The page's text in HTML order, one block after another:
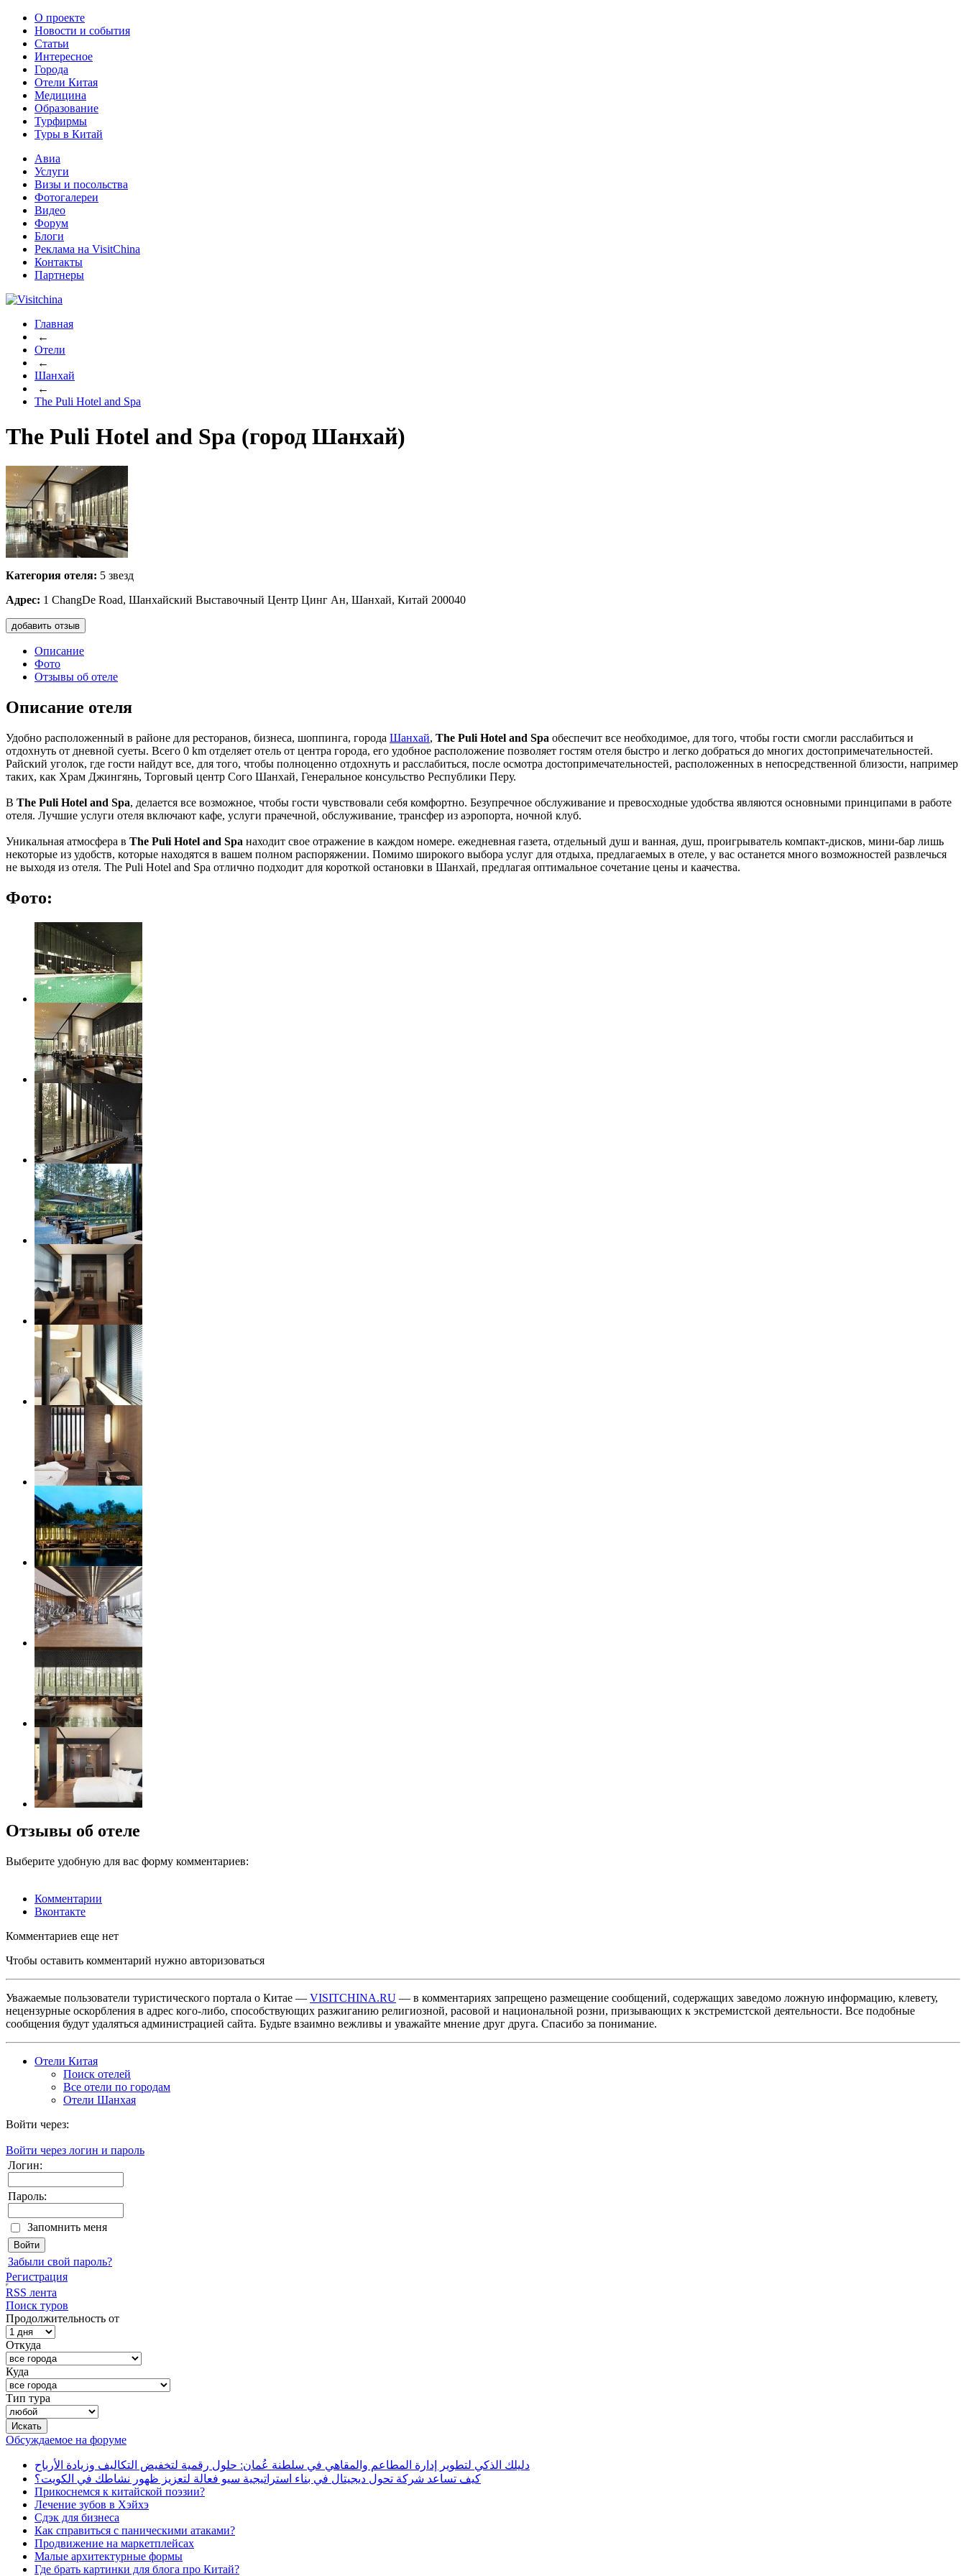
О проекте
Новости и события
Статьи
Интересное
Города
Отели Китая
Медицина
Образование
Турфирмы
Туры в Китай
Авиа
Услуги
Визы и посольства
Фотогалереи
Видео
Форум
Блоги
Реклама на VisitChina
Контакты
Партнеры
Главная
←
Отели
←
Шанхай
←
The Puli Hotel and Spa
The Puli Hotel and Spa (город Шанхай)
Категория отеля: 5 звезд
Адрес: 1 ChangDe Road, Шанхайский Выставочный Центр Цинг Ан, Шанхай, Китай 200040
добавить отзыв
Описание
Фото
Отзывы об отеле
Описание отеля
Удобно расположенный в районе для ресторанов, бизнеса, шоппинга, города Шанхай, The Puli Hotel and Spa обеспечит все необходимое, для того, чтобы гости смогли расслабиться и
отдохнуть от дневной суеты. Всего 0 km отделяет отель от центра города, его удобное расположение позволяет гостям отеля быстро и легко добраться до многих достопримечательностей.
Райский уголок, где гости найдут все, для того, чтобы полноценно отдохнуть и расслабиться, после осмотра достопримечательностей, расположенных в непосредственной близости, например
таких, как Храм Джингянь, Торговый центр Сого Шанхай, Генеральное консульство Республики Перу.
В The Puli Hotel and Spa, делается все возможное, чтобы гости чувствовали себя комфортно. Безупречное обслуживание и превосходные удобства являются основными принципами в работе
отеля. Лучшие услуги отеля включают кафе, услуги прачечной, обслуживание, трансфер из аэропорта, ночной клуб.
Уникальная атмосфера в The Puli Hotel and Spa находит свое отражение в каждом номере. ежедневная газета, отдельный душ и ванная, душ, проигрыватель компакт-дисков, мини-бар лишь
некоторые из удобств, которые находятся в вашем полном распоряжении. Помимо широкого выбора услуг для отдыха, предлагаемых в отеле, у вас останется много возможностей развлечься
не выходя из отеля. The Puli Hotel and Spa отлично подходит для короткой остановки в Шанхай, предлагая оптимальное сочетание цены и каачества.
Фото:
Отзывы об отеле
Выберите удобную для вас форму комментариев:
Комментарии
Вконтакте
Комментариев еще нет
Чтобы оставить комментарий нужно авторизоваться
Уважаемые пользователи туристического портала о Китае — VISITCHINA.RU — в комментариях запрещено размещение сообщений, содержащих заведомо ложную информацию, клевету,
нецензурные оскорбления в адрес кого-либо, способствующих разжиганию религиозной, расовой и национальной розни, призывающих к экстремистской деятельности. Все подобные
сообщения будут удаляться администрацией сайта. Будьте взаимно вежливы и уважайте мнение друг друга. Спасибо за понимание.
Отели Китая
Поиск отелей
Все отели по городам
Отели Шанхая
Войти через:
Войти через логин и пароль
Логин:
Пароль:
Запомнить меня
Забыли свой пароль?
Регистрация
RSS лента
Поиск туров
Продолжительность от
Откуда
Куда
Тип тура
Обсуждаемое на форуме
دليلك الذكي لتطوير إدارة المطاعم والمقاهي في سلطنة عُمان: حلول رقمية لتخفيض التكاليف وزيادة الأرباح
كيف تساعد شركة تحول ديجيتال في بناء استراتيجية سيو فعالة لتعزيز ظهور نشاطك في الكويت؟
Прикоснемся к китайской поэзии?
Лечение зубов в Хэйхэ
Сдэк для бизнеса
Как справиться с паническими атаками?
Продвижение на маркетплейсах
Малые архитектурные формы
Где брать картинки для блога про Китай?